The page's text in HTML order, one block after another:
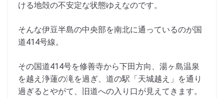
ける地殻の不安定な状態ゆえなのです。
そんな伊豆半島の中央部を南北に通っているのが国
道414号線。
その国道414号を修善寺から下田方向、湯ヶ島温泉
を越え浄蓮の滝を過ぎ、道の駅「天城越え」を通り
過ぎるとやがて、旧道への入り口が見えてきます。